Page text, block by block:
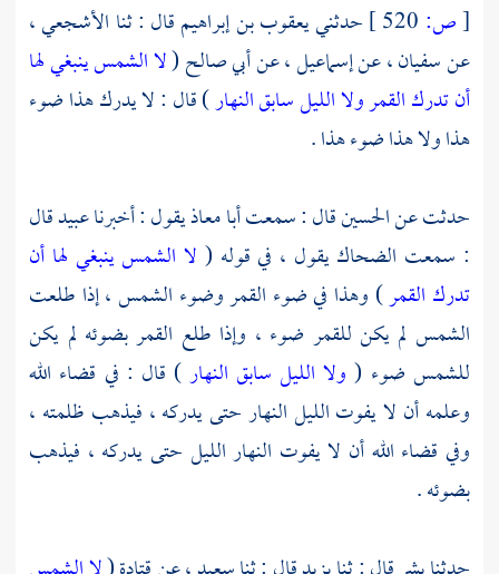
[ص: حدثنييعقوب بن إبراهيمقال : ثنا الأشجعي ،
عنسفيان ،عنإسماعيل ،عنأبي صالح(لا الشمس ينبغي لها
أن تدرك القمر ولا الليل سابق النهار) قال : لا يدرك هذا ضوء
هذا ولا هذا ضوء هذا .
حدثت عنالحسينقال : سمعتأبا معاذيقول : أخبرناعبيدقال
: سمعت الضحاكيقول ، في قوله ( لا الشمس ينبغي لها أن
تدرك القمر) وهذا في ضوء القمر وضوء الشمس ، إذا طلعت
الشمس لم يكن للقمر ضوء ، وإذا طلع القمر بضوئه لم يكن
للشمس ضوء ( ولا الليل سابق النهار) قال : في قضاء الله
وعلمه أن لا يفوت الليل النهار حتى يدركه ، فيذهب ظلمته ،
وفي قضاء الله أن لا يفوت النهار الليل حتى يدركه ، فيذهب
بضوئه .